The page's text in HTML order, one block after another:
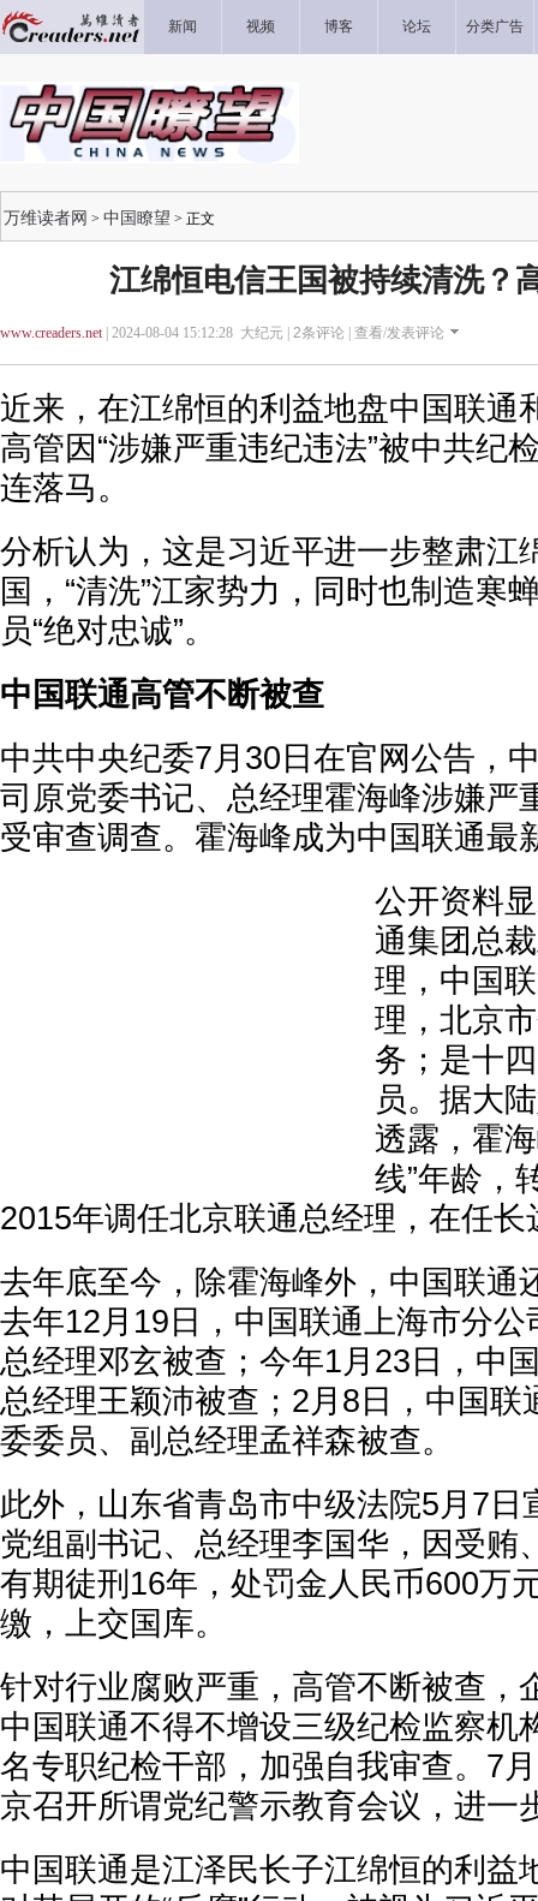
新闻 视频 博客 论坛 分类广告
万维读者网 > 中国瞭望 > 正文
江绵恒电信王国被持续清洗？
www.creaders.net| 2024-08-04 15:12:28 大纪元 | 2条评论 | 查看/发表评论
近来，在江绵恒的利益地盘中国联通
高管因“涉嫌严重违纪违法”被中共纪
连落马。
分析认为，这是习近平进一步整肃江
国，“清洗”江家势力，同时也制造寒
员“绝对忠诚”。
中国联通高管不断被查
中共中央纪委7月30日在官网公告，
司原党委书记、总经理霍海峰涉嫌严
受审查调查。霍海峰成为中国联通最
公开资料
通集团总
理，中国
理，北京
务；是十
员。据大
透露，霍
线”年龄，
2015年调任北京联通总经理，在任长
去年底至今，除霍海峰外，中国联通
去年12月19日，中国联通上海市分
总经理邓玄被查；今年1月23日，中
总经理王颖沛被查；2月8日，中国联
委委员、副总经理孟祥森被查。
此外，山东省青岛市中级法院5月7日
党组副书记、总经理李国华，因受贿
有期徒刑16年，处罚金人民币600万
缴，上交国库。
针对行业腐败严重，高管不断被查，
中国联通不得不增设三级纪检监察机
名专职纪检干部，加强自我审查。7
京召开所谓党纪警示教育会议，进一
中国联通是江泽民长子江绵恒的利益